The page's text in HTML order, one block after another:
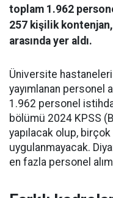
toplam 1.962
257 kişilik
arasında yer aldı.
Üniversite hastaneleri
yayımlanan personel
1.962 personel
bölümü 2024 KPSS
yapılacak olup,
uygulanmayacak.
en fazla personel